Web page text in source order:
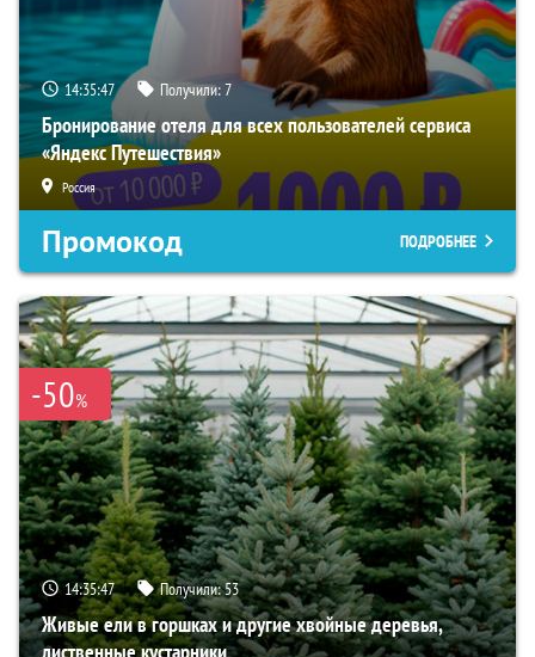
14:35:46 Получили:7
Бронирование отеля для всех пользователей сервиса
«Яндекс Путешествия»
Россия
Промокод ПОДРОБНЕЕ
-50%
14:35:46 Получили:53
Живые ели в горшках и другие хвойные деревья,